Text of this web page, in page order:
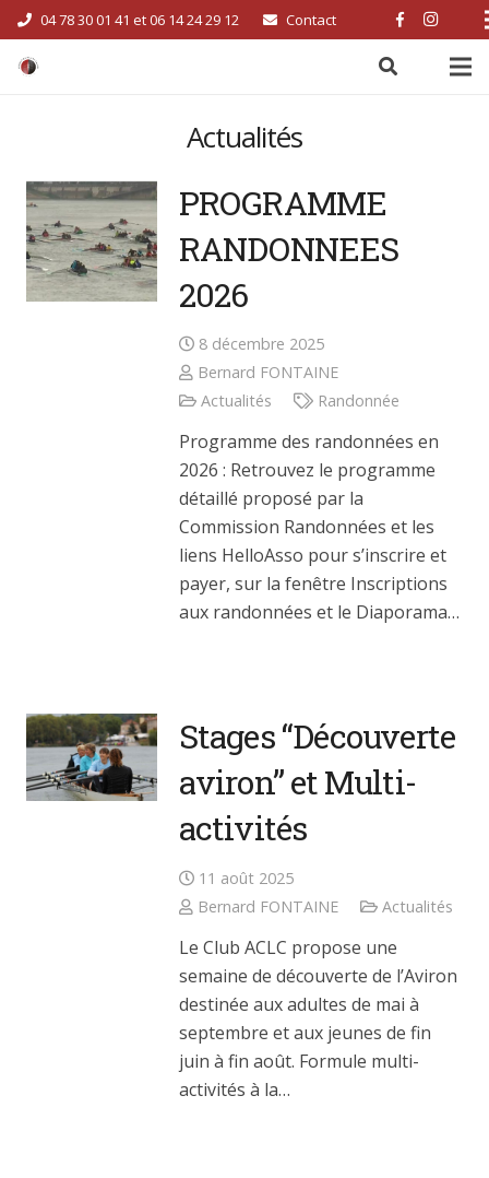
04 78 30 01 41 et 06 14 24 29 12 Contact
Actualités
PROGRAMME
RANDONNEES
2026
8 décembre 2025
Bernard FONTAINE
Actualités
Randonnée
Programme des randonnées en
2026 : Retrouvez le programme
détaillé proposé par la
Commission Randonnées et les
liens HelloAsso pour s’inscrire et
payer, sur la fenêtre Inscriptions
aux randonnées et le Diaporama…
Stages “Découverte
aviron” et Multi-
activités
11 août 2025
Bernard FONTAINE
Actualités
Le Club ACLC propose une
semaine de découverte de l’Aviron
destinée aux adultes de mai à
septembre et aux jeunes de fin
juin à fin août. Formule multi-
activités à la…